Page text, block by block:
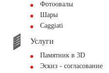
Фотоовалы
Шары
Сaggiati
Услуги
Памятник в 3D
Эскиз - согласование